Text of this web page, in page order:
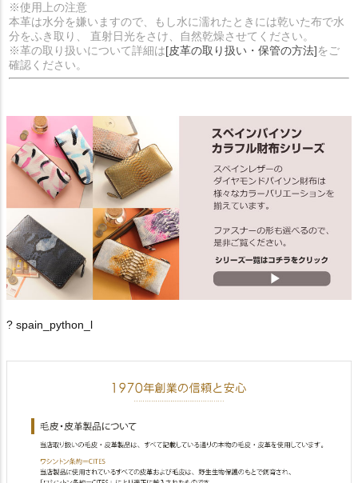
※使用上の注意
本革は水分を嫌いますので、もし水に濡れたときには乾いた布で水
分をふき取り、 直射日光をさけ、自然乾燥させてください。
※革の取り扱いについて詳細は[皮革の取り扱い・保管の方法]をご
確認ください。
? spain_python_l